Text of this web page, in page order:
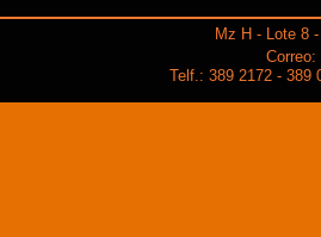
Mz H - Lote 8
Correo:
Telf.: 389 2172 - 389